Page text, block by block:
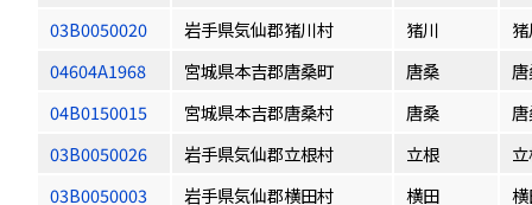
03B0050020
岩手県気仙郡猪川村 猪川
04604A1968
宮城県本吉郡唐桑町 唐桑
04B0150015
宮城県本吉郡唐桑村 唐桑
03B0050026
岩手県気仙郡立根村 立根
03B0050003
岩手県気仙郡横田村 横田